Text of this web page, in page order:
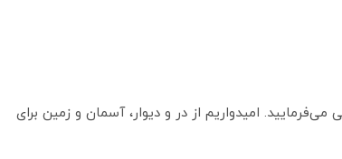
امیدواریم از در و دیوار، آسمان و زمین برای